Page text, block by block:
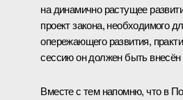
на динамично растущее
проект закона, необходимого
опережающего развития,
сессию он должен быть
Вместе с тем напомню, что в